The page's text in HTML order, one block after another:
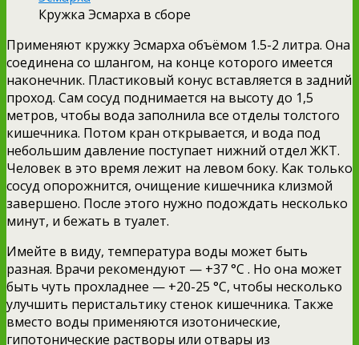
Кружка Эсмарха в сборе
Применяют кружку Эсмарха объёмом 1.5-2 литра. Она
соединена со шлангом, на конце которого имеется
наконечник. Пластиковый конус вставляется в задний
проход. Сам сосуд поднимается на высоту до 1,5
метров, чтобы вода заполнила все отделы толстого
кишечника. Потом кран открывается, и вода под
небольшим давление поступает нижний отдел ЖКТ.
Человек в это время лежит на левом боку. Как только
сосуд опорожнится, очищение кишечника клизмой
завершено. После этого нужно подождать несколько
минут, и бежать в туалет.
Имейте в виду, температура воды может быть
разная. Врачи рекомендуют — +37 °С . Но она может
быть чуть прохладнее — +20-25 °С, чтобы несколько
улучшить перистальтику стенок кишечника. Также
вместо воды применяются изотонические,
гипотонические растворы или отвары из